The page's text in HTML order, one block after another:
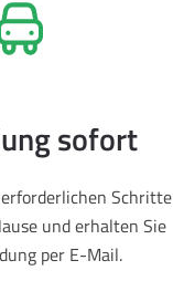
sofort
Schritte
und erhalten Sie
per E-Mail.